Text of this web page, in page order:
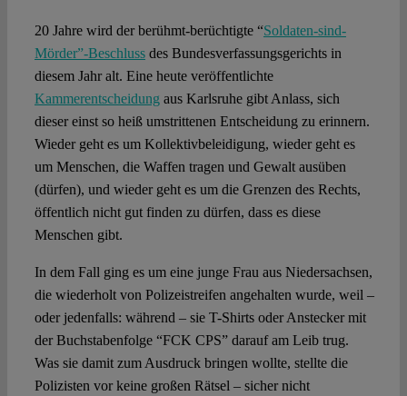
Authors
Spotlight
20 Jahre wird der berühmt-berüchtigte “Soldaten-sind-
Mörder”-Beschlussdes Bundesverfassungsgerichts in
diesem Jahr alt. Eine heute veröffentlichte
Kammerentscheidung aus Karlsruhe gibt Anlass, sich
dieser einst so heiß umstrittenen Entscheidung zu erinnern.
Wieder geht es um Kollektivbeleidigung, wieder geht es
um Menschen, die Waffen tragen und Gewalt ausüben
(dürfen), und wieder geht es um die Grenzen des Rechts,
öffentlich nicht gut finden zu dürfen, dass es diese
Menschen gibt.
In dem Fall ging es um eine junge Frau aus Niedersachsen,
die wiederholt von Polizeistreifen angehalten wurde, weil –
oder jedenfalls: während – sie T-Shirts oder Anstecker mit
der Buchstabenfolge “FCK CPS” darauf am Leib trug.
Was sie damit zum Ausdruck bringen wollte, stellte die
Polizisten vor keine großen Rätsel – sicher nicht